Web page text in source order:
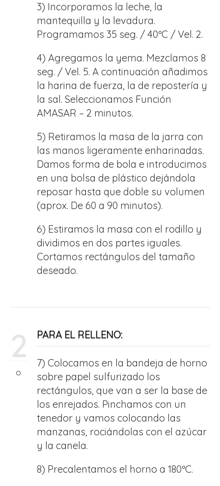
3) Incorporamos la leche, la
mantequilla y la levadura.
Programamos 35 seg. / 40ºC / Vel. 2.
4) Agregamos la yema. Mezclamos 8
seg. / Vel. 5. A continuación añadimos
la harina de fuerza, la de repostería y
la sal. Seleccionamos Función
AMASAR – 2 minutos.
5) Retiramos la masa de la jarra con
las manos ligeramente enharinadas.
Damos forma de bola e introducimos
en una bolsa de plástico dejándola
reposar hasta que doble su volumen
(aprox. De 60 a 90 minutos).
6) Estiramos la masa con el rodillo y
dividimos en dos partes iguales.
Cortamos rectángulos del tamaño
deseado.
2 PARA EL RELLENO:
7) Colocamos en la bandeja de horno
sobre papel sulfurizado los
rectángulos, que van a ser la base de
los enrejados. Pinchamos con un
tenedor y vamos colocando las
manzanas, rociándolas con el azúcar
y la canela.
8) Precalentamos el horno a 180ºC.